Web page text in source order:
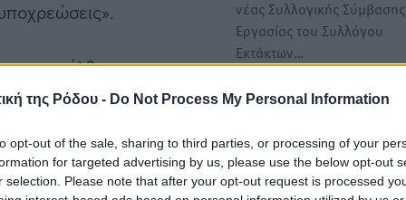
της Ρόδου - Do Not Process My Personal Information
opt-out of the sale, sharing to third parties, or processing of your
for targeted advertising by us, please use the below opt-out
selection. Please note that after your opt-out request is processed
επανέλθουν στο
βελτιωμένη πρόταση,
της Ομοσπονδίας
να εκτιμήσουν την
νέας Συλλογικής Σύμβασης
Εργασίας του Συλλόγου
Εκτάκτων…
Πιθανή καταγγελία της
ξενοδοχοϋπαλλήλους από
ΠΟΕΕΤ